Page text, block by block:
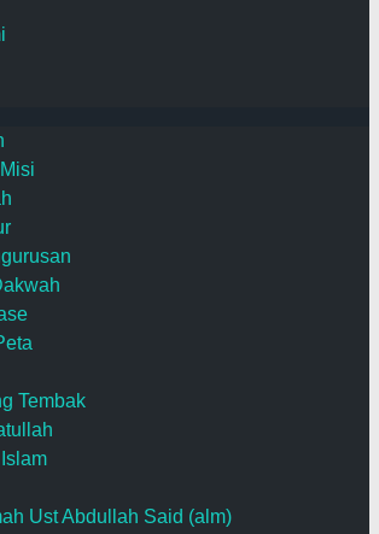
Tembak
Ust Abdullah Said (alm)